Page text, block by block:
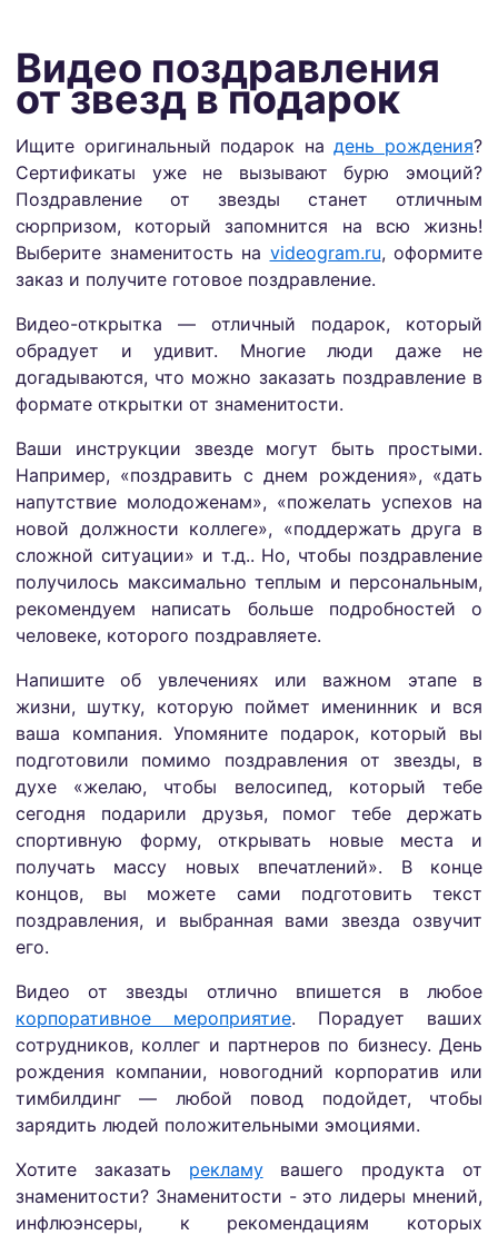
Видео поздравления
от звезд в подарок
Ищите оригинальный подарок надень рождения?
Сертификаты уже не вызывают бурю эмоций?
Поздравление от звезды станет отличным
сюрпризом, который запомнится на всю жизнь!
Выберите знаменитость на videogram.ru, оформите
заказ и получите готовое поздравление.
Видео-открытка — отличный подарок, который
обрадует и удивит. Многие люди даже не
догадываются, что можно заказать поздравление в
формате открытки от знаменитости.
Ваши инструкции звезде могут быть простыми.
Например, «поздравить с днем рождения», «дать
напутствие молодоженам», «пожелать успехов на
новой должности коллеге», «поддержать друга в
сложной ситуации» и т.д.. Но, чтобы поздравление
получилось максимально теплым и персональным,
рекомендуем написать больше подробностей о
человеке, которого поздравляете.
Напишите об увлечениях или важном этапе в
жизни, шутку, которую поймет именинник и вся
ваша компания. Упомяните подарок, который вы
подготовили помимо поздравления от звезды, в
духе «желаю, чтобы велосипед, который тебе
сегодня подарили друзья, помог тебе держать
спортивную форму, открывать новые места и
получать массу новых впечатлений». В конце
концов, вы можете сами подготовить текст
поздравления, и выбранная вами звезда озвучит
его.
Видео от звезды отлично впишется в любое
корпоративное мероприятие. Порадует ваших
сотрудников, коллег и партнеров по бизнесу. День
рождения компании, новогодний корпоратив или
тимбилдинг — любой повод подойдет, чтобы
зарядить людей положительными эмоциями.
Хотите заказать рекламувашего продукта от
знаменитости? Знаменитости - это лидеры мнений,
инфлюэнсеры, к рекомендациям которых